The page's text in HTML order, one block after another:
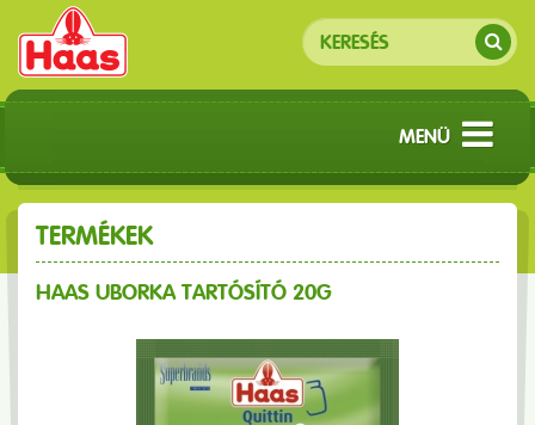
MENÜ
TERMÉKEK
HAAS UBORKA TARTÓSÍTÓ 20G